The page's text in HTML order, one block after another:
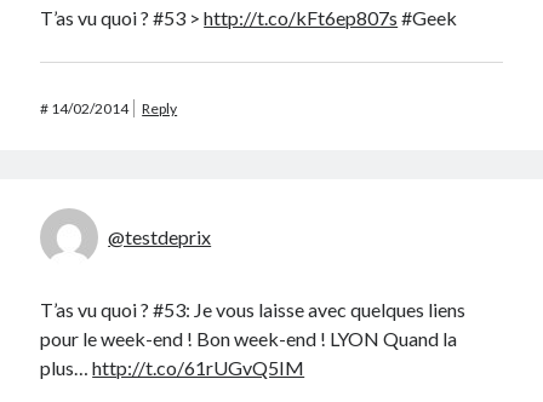
T’as vu quoi ? #53 >http://t.co/kFt6ep807s #Geek
# 14/02/2014 Reply
@testdeprix
T’as vu quoi ? #53: Je vous laisse avec quelques liens
pour le week-end ! Bon week-end ! LYON Quand la
plus…http://t.co/61rUGvQ5IM